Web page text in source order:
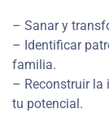
– Sanar y
– Identificar
familia.
– Reconstruir la
tu potencial.